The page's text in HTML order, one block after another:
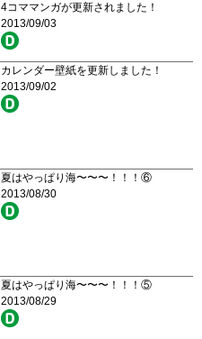
4コママンガが更新されました！
2013/09/03
カレンダー壁紙を更新しました！
2013/09/02
夏はやっぱり海〜〜〜！！！⑥
2013/08/30
夏はやっぱり海〜〜〜！！！⑤
2013/08/29